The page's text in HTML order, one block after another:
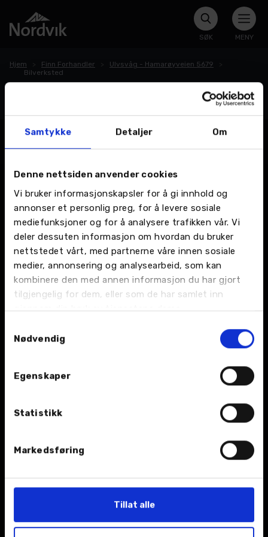
Samtykke Detaljer Om
Denne nettsiden anvender cookies
Vi bruker informasjonskapsler for å gi innhold og
annonser et personlig preg, for å levere sosiale
mediefunksjoner og for å analysere trafikken vår. Vi
deler dessuten informasjon om hvordan du bruker
nettstedet vårt, med partnerne våre innen sosiale
medier, annonsering og analysearbeid, som kan
kombinere den med annen informasjon du har gjort
tilgjengelig for dem, eller som de har samlet inn
gjennom din bruk av tjenestene deres.
Nødvendig
Egenskaper
Statistikk
Markedsføring
Tillat alle
SØK MENY
Hjem Finn Forhandler
Ulvsvåg - Hamarøyveien 5679
Bilverksted
BIL
Nybil
Åpningstider
Verksted